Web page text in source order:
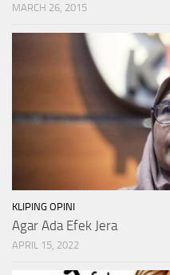
MARCH 26, 2015
KLIPING OPINI
Agar Ada Efek Jera
APRIL 15, 2022